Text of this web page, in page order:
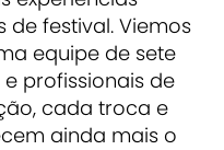
de festival. Viemos
equipe de sete
profissionais de
cada troca e
ainda mais o